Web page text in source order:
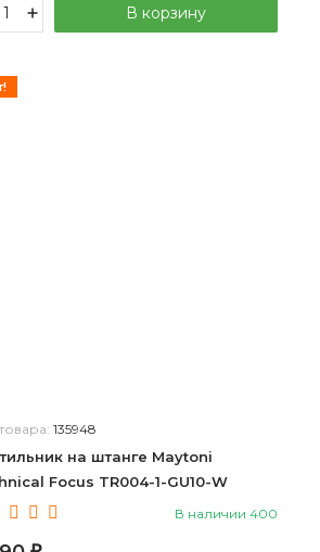
В корзину
135948
на штанге Maytoni
Focus TR004-1-GU10-W
В наличии 400